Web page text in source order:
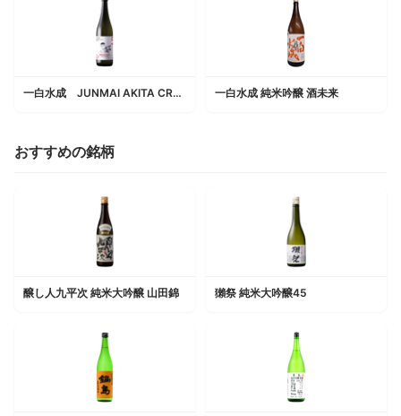
一白水成 JUNMAI AKITA CRAFTSMANSHIP 一白水成 純米吟醸 酒未来
おすすめの銘柄
醸し人九平次 純米大吟醸 山田錦 獺祭 純米大吟醸45